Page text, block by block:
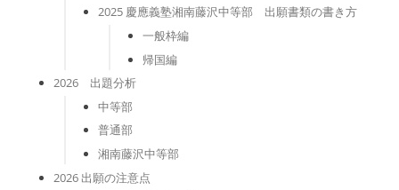
2025 慶應義塾湘南藤沢中等部 出願書類の書き方
一般枠編
帰国編
2026 出題分析
中等部
普通部
湘南藤沢中等部
2026 出願の注意点